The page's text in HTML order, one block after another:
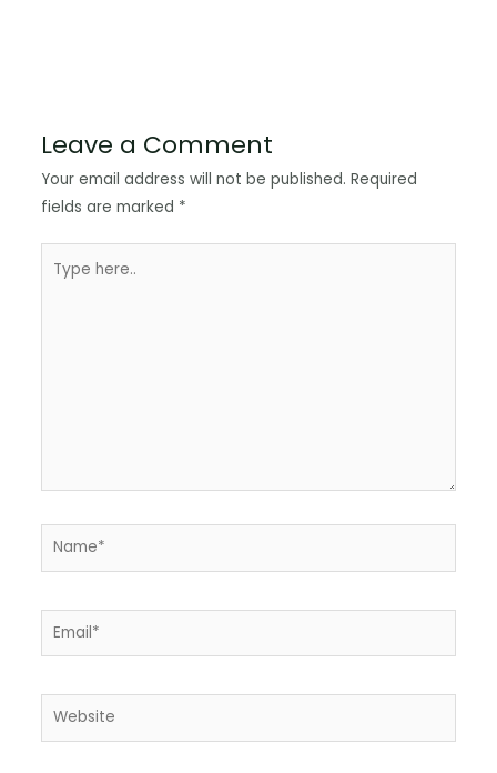
Leave a Comment
Your email address will not be published. Required
fields are marked *